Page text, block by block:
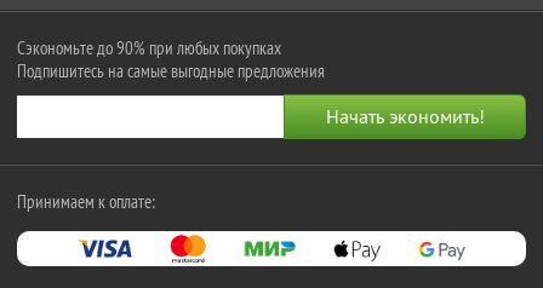
Сэкономьте до 90% при любых покупках
Подпишитесь на самые выгодные предложения
Принимаем к оплате: